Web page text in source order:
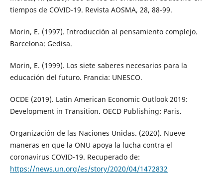
tiempos de COVID-19. Revista AOSMA, 28, 88-99.
Morin, E. (1997). Introducción al pensamiento complejo.
Barcelona: Gedisa.
Morin, E. (1999). Los siete saberes necesarios para la
educación del futuro. Francia: UNESCO.
OCDE (2019). Latin American Economic Outlook 2019:
Development in Transition. OECD Publishing: Paris.
Organización de las Naciones Unidas. (2020). Nueve
maneras en que la ONU apoya la lucha contra el
coronavirus COVID-19. Recuperado de:
https://news.un.org/es/story/2020/04/1472832